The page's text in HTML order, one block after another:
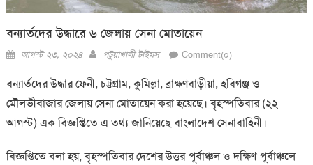
বন্যার্তদের উদ্ধারে ৬ জেলায় সেনা মোতায়েন
Posted
আগস্ট ২৩, ২০২৪ Author
পটুয়াখালী টাইমস Comment(০)
বন্যার্তদের উদ্ধার ফেনী, চট্টগ্রাম, কুমিল্লা, ব্রাক্ষণবাড়ীয়া, হবিগঞ্জ ও
মৌলভীবাজার জেলায় সেনা মোতায়েন করা হয়েছে। বৃহস্পতিবার (২২
আগস্ট) এক বিজ্ঞপ্তিতে এ তথ্য জানিয়েছে বাংলাদেশ সেনাবাহিনী।
বিজ্ঞপ্তিতে বলা হয়, বৃহস্পতিবার দেশের উত্তর-পূর্বাঞ্চল ও দক্ষিণ-পূর্বাঞ্চলে